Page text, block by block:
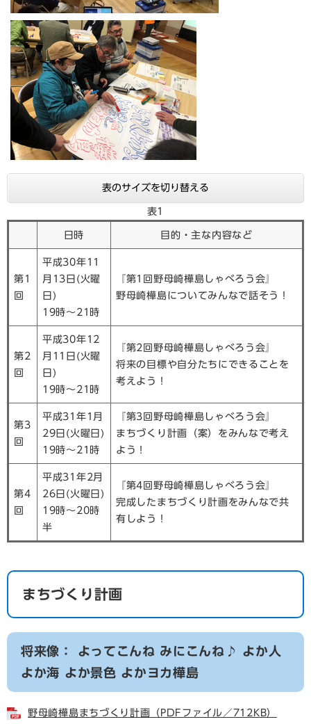
表のサイズを切り替える
表1
日時 目的・主な内容など
第1
回
平成30年11
月13日(火曜
日)
19時～21時
『第1回野母崎樺島しゃべろう会』
野母崎樺島についてみんなで話そう！
第2
回
平成30年12
月11日(火曜
日)
19時～21時
『第2回野母崎樺島しゃべろう会』
将来の目標や自分たちにできることを
考えよう！
第3
回
平成31年1月
29日(火曜日)
19時～21時
『第3回野母崎樺島しゃべろう会』
まちづくり計画（案）をみんなで考え
よう！
第4
回
平成31年2月
26日(火曜日)
19時～20時
半
『第4回野母崎樺島しゃべろう会』
完成したまちづくり計画をみんなで共
有しよう！
まちづくり計画
将来像： よってこんね みにこんね♪ よか人
よか海 よか景色 よかヨカ樺島
野母崎樺島まちづくり計画（PDFファイル／712KB）